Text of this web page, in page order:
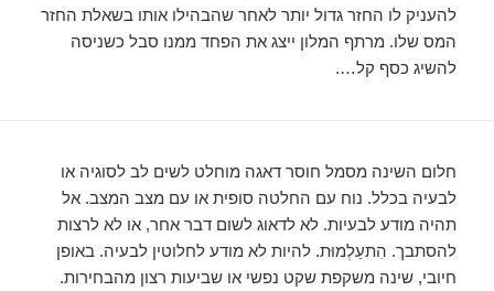
להעניק לו החזר גדול יותר לאחר שהבהילו אותו בשאלת החזר
המס שלו. מרתף המלון ייצג את הפחד ממנו סבל כשניסה
להשיג כסף קל….
חלום השינה מסמל חוסר דאגה מוחלט לשים לב לסוגיה או
לבעיה בכלל. נוח עם החלטה סופית או עם מצב המצב. אל
תהיה מודע לבעיות. לא לדאוג לשום דבר אחר, או לא לרצות
להסתבך. הִתעַלְמוּת. להיות לא מודע לחלוטין לבעיה. באופן
חיובי, שינה משקפת שקט נפשי או שביעות רצון מהבחירות.